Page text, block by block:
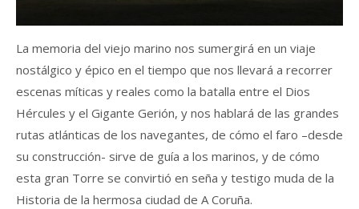
La memoria del viejo marino nos sumergirá en un viaje
nostálgico y épico en el tiempo que nos llevará a recorrer
escenas míticas y reales como la batalla entre el Dios
Hércules y el Gigante Gerión, y nos hablará de las grandes
rutas atlánticas de los navegantes, de cómo el faro –desde
su construcción- sirve de guía a los marinos, y de cómo
esta gran Torre se convirtió en seña y testigo muda de la
Historia de la hermosa ciudad de A Coruña.